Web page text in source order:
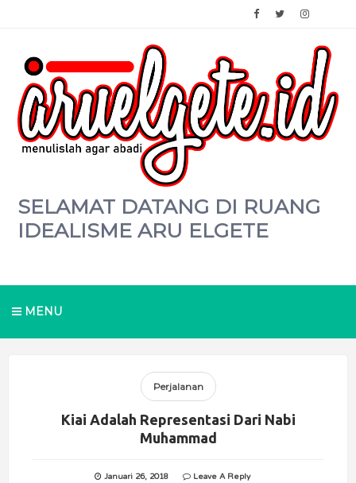
SELAMAT DATANG DI RUANG
IDEALISME ARU ELGETE
MENU
Perjalanan
Kiai Adalah Representasi Dari Nabi
Muhammad
Januari 26, 2018 Leave A Reply